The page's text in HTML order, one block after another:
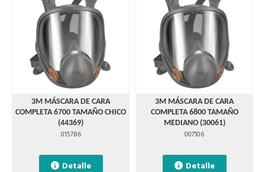
3M MÁSCARA DE CARA
COMPLETA 6700 TAMAÑO CHICO
(44369)
015786
Detalle
3M MÁSCARA DE CARA
COMPLETA 6800 TAMAÑO
MEDIANO (30061)
007106
Detalle